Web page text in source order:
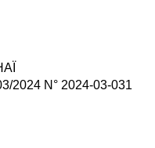
2024 N° 2024-03-031